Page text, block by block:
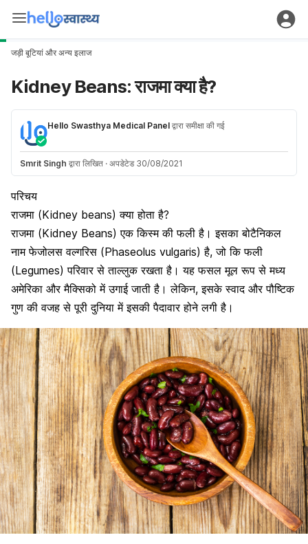
जड़ी बूटियां और अन्य इलाज
Kidney Beans: राजमा क्या है?
Hello Swasthya Medical Panel द्वारा समीक्षा की गई
Smrit Singh द्वारा लिखित · अपडेटेड 30/08/2021
परिचय
राजमा (Kidney beans) क्या होता है?
राजमा (Kidney Beans) एक किस्म की फली है। इसका बोटैनिकल
नाम फेजोलस वल्गरिस (Phaseolus vulgaris) है, जो कि फली
(Legumes) परिवार से ताल्लुक रखता है। यह फसल मूल रूप से मध्य
अमेरिका और मैक्सिको में उगाई जाती है। लेकिन, इसके स्वाद और पौष्टिक
गुण की वजह से पूरी दुनिया में इसकी पैदावार होने लगी है।